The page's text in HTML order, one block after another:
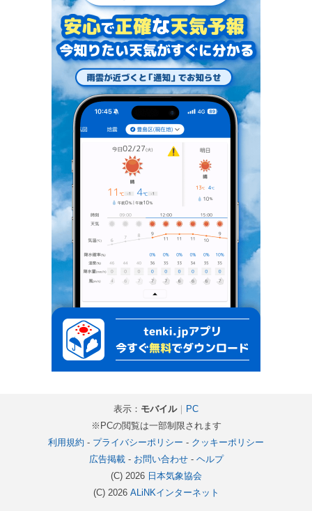
表示： モバイル｜ PC
※PCの閲覧は一部制限されます
利用規約 - プライバシーポリシー - クッキーポリシー
広告掲載- お問い合わせ- ヘルプ
(C) 2026 日本気象協会
(C) 2026 ALiNKインターネット